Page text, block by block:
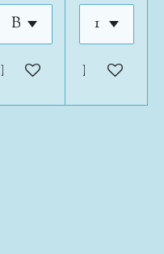
In den Warenkorb
In den